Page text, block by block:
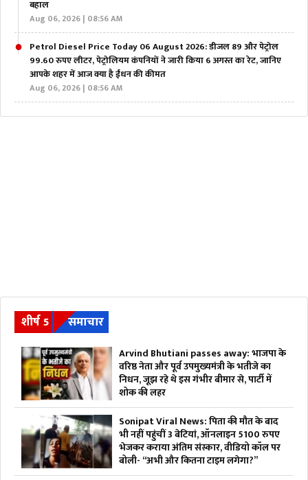
बहाल
Aug 06, 2026 | 08:56 AM
Petrol Diesel Price Today 06 August 2026: डीजल 89 और पेट्रोल
99.60 रुपए लीटर, पेट्रोलियम कंपनियों ने जारी किया 6 अगस्त का रेट, जानिए
आपके शहर में आज क्या है ईंधन की कीमत
Aug 06, 2026 | 08:56 AM
शीर्ष 5 समाचार
Arvind Bhutiani passes away: भाजपा के
वरिष्ठ नेता और पूर्व उपमुख्यमंत्री के भतीजे का
निधन, जूझ रहे थे इस गंभीर बीमार से, पार्टी में
शोक की लहर
Sonipat Viral News: पिता की मौत के बाद
भी नहीं पहुंचीं 3 बेटियां, ऑनलाइन 5100 रुपए
भेजकर कराया अंतिम संस्कार, वीडियो कॉल पर
बोली- “अभी और कितना टाइम लगेगा?”